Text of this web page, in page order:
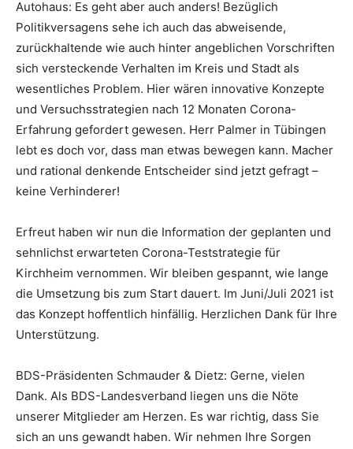
Autohaus: Es geht aber auch anders! Bezüglich
Politikversagens sehe ich auch das abweisende,
zurückhaltende wie auch hinter angeblichen Vorschriften
sich versteckende Verhalten im Kreis und Stadt als
wesentliches Problem. Hier wären innovative Konzepte
und Versuchsstrategien nach 12 Monaten Corona-
Erfahrung gefordert gewesen. Herr Palmer in Tübingen
lebt es doch vor, dass man etwas bewegen kann. Macher
und rational denkende Entscheider sind jetzt gefragt –
keine Verhinderer!
Erfreut haben wir nun die Information der geplanten und
sehnlichst erwarteten Corona-Teststrategie für
Kirchheim vernommen. Wir bleiben gespannt, wie lange
die Umsetzung bis zum Start dauert. Im Juni/Juli 2021 ist
das Konzept hoffentlich hinfällig. Herzlichen Dank für Ihre
Unterstützung.
BDS-Präsidenten Schmauder & Dietz: Gerne, vielen
Dank. Als BDS-Landesverband liegen uns die Nöte
unserer Mitglieder am Herzen. Es war richtig, dass Sie
sich an uns gewandt haben. Wir nehmen Ihre Sorgen